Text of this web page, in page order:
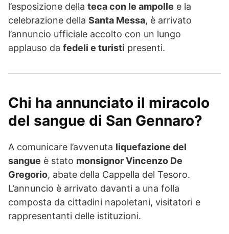
l’esposizione della teca con le ampolle e la
celebrazione della Santa Messa, è arrivato
l’annuncio ufficiale accolto con un lungo
applauso da fedeli e turisti presenti.
Chi ha annunciato il miracolo
del sangue di San Gennaro?
A comunicare l’avvenuta liquefazione del
sangue è stato monsignor Vincenzo De
Gregorio, abate della Cappella del Tesoro.
L’annuncio è arrivato davanti a una folla
composta da cittadini napoletani, visitatori e
rappresentanti delle istituzioni.